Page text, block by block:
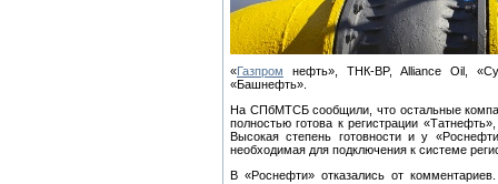
«Газпром нефть», ТНК-BP, Alliance Oil,
«Башнефть».
На СПбМТСБ сообщили, что остальные
полностью готова к регистрации
Высокая степень готовности и у
необходимая для подключения к системе
В «Роснефти» отказались от